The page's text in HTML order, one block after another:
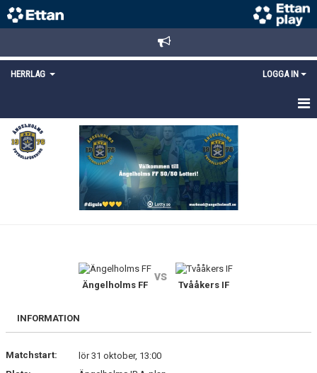
HERRLAG LOGGA IN
HEM
TRUPPEN
Ängelholms FF
vs
Tvååkers IF
INFORMATION
Matchstart:
lör 31 oktober, 13:00